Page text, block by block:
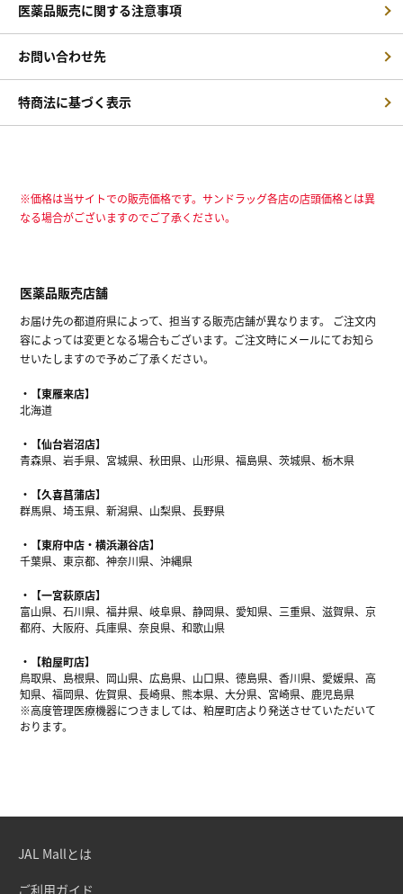
医薬品販売に関する注意事項
お問い合わせ先
特商法に基づく表示
※価格は当サイトでの販売価格です。サンドラッグ各店の店頭価格とは異
なる場合がございますのでご了承ください。
医薬品販売店舗
お届け先の都道府県によって、担当する販売店舗が異なります。 ご注文内
容によっては変更となる場合もございます。ご注文時にメールにてお知ら
せいたしますので予めご了承ください。
【東雁来店】
北海道
【仙台岩沼店】
青森県、岩手県、宮城県、秋田県、山形県、福島県、茨城県、栃木県
【久喜菖蒲店】
群馬県、埼玉県、新潟県、山梨県、長野県
【東府中店・横浜瀬谷店】
千葉県、東京都、神奈川県、沖縄県
【一宮萩原店】
富山県、石川県、福井県、岐阜県、静岡県、愛知県、三重県、滋賀県、京
都府、大阪府、兵庫県、奈良県、和歌山県
【粕屋町店】
鳥取県、島根県、岡山県、広島県、山口県、徳島県、香川県、愛媛県、高
知県、福岡県、佐賀県、長崎県、熊本県、大分県、宮崎県、鹿児島県
※高度管理医療機器につきましては、粕屋町店より発送させていただいて
おります。
JAL Mallとは
ご利用ガイド